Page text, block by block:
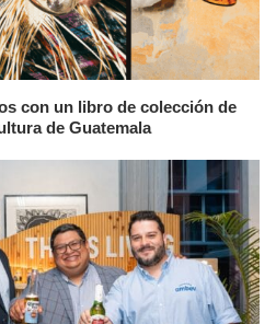
con un libro de colección de
de Guatemala